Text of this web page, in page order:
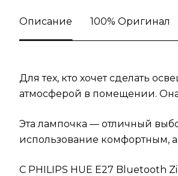
Описание 100% Оригинал
Для тех, кто хочет сделать
атмосферой в помещении. Она
Эта лампочка — отличный
использование комфортным,
С PHILIPS HUE E27 Bluetooth